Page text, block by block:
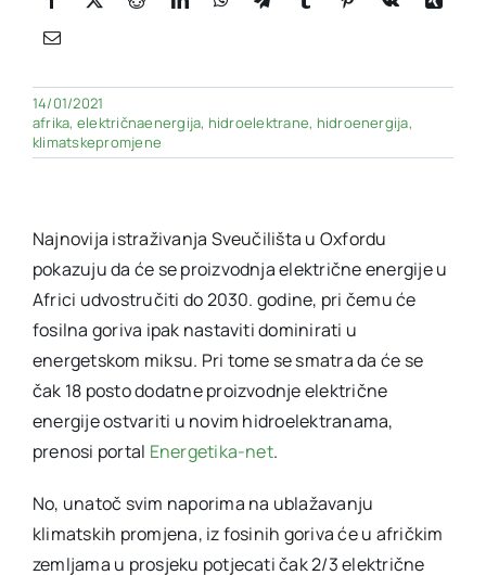
14/01/2021
afrika, električnaenergija, hidroelektrane, hidroenergija,
klimatskepromjene
Najnovija istraživanja Sveučilišta u Oxfordu
pokazuju da će se proizvodnja električne energije u
Africi udvostručiti do 2030. godine, pri čemu će
fosilna goriva ipak nastaviti dominirati u
energetskom miksu. Pri tome se smatra da će se
čak 18 posto dodatne proizvodnje električne
energije ostvariti u novim hidroelektranama,
prenosi portal Energetika-net.
No, unatoč svim naporima na ublažavanju
klimatskih promjena, iz fosinih goriva će u afričkim
zemljama u prosjeku potjecati čak 2/3 električne